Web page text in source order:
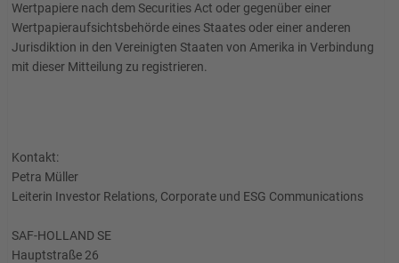
Wertpapiere nach dem Securities Act oder gegenüber einer
Wertpapieraufsichtsbehörde eines Staates oder einer anderen
Jurisdiktion in den Vereinigten Staaten von Amerika in Verbindung
mit dieser Mitteilung zu registrieren.
Kontakt:
Petra Müller
Leiterin Investor Relations, Corporate und ESG Communications
SAF-HOLLAND SE
Hauptstraße 26